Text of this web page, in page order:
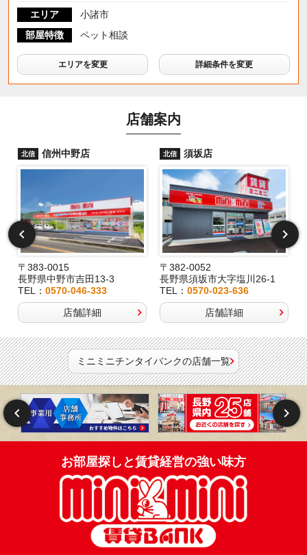
エリア
小諸市
部屋特徴
ペット相談
エリアを変更 詳細条件を変更
店舗案内
北信 信州中野店
〒383-0015
長野県中野市吉田13-3
TEL： 0570-046-333
店舗詳細
北信 須坂店
〒382-0052
長野県須坂市大字塩川26-1
TEL：0570-023-636
店舗詳細
ミニミニチンタイバンクの店舗一覧
お部屋探しと賃貸経営の強い味方